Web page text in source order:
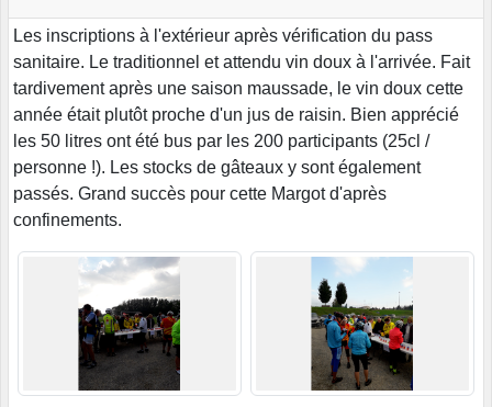
Les inscriptions à l'extérieur après vérification du pass
sanitaire. Le traditionnel et attendu vin doux à l'arrivée. Fait
tardivement après une saison maussade, le vin doux cette
année était plutôt proche d'un jus de raisin. Bien apprécié
les 50 litres ont été bus par les 200 participants (25cl /
personne !). Les stocks de gâteaux y sont également
passés. Grand succès pour cette Margot d'après
confinements.